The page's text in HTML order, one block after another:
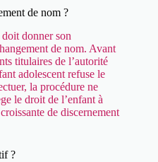
de nom ?
donner son
de nom. Avant
titulaires de l’autorité
adolescent refuse le
la procédure ne
le droit de l’enfant à
de discernement
?